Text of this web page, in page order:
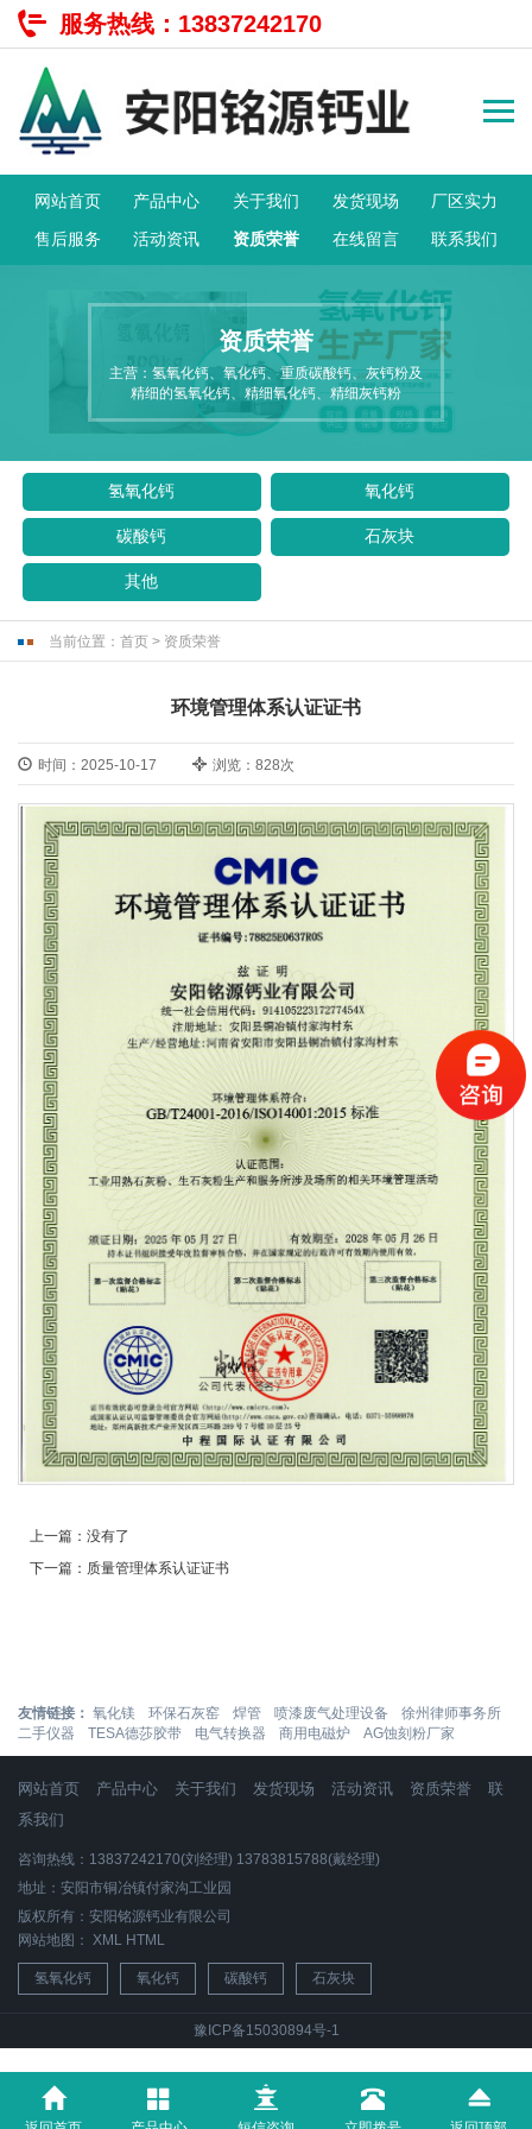
服务热线： 13837242170
网站首页 产品中心 关于我们 发货现场
厂区实力
售后服务
活动资讯 资质荣誉 在线留言 联系我们
资质荣誉
主营：氢氧化钙、氧化钙、重质碳酸钙、灰钙粉及
精细的氢氧化钙、精细氧化钙、精细灰钙粉
氢氧化钙 氧化钙
碳酸钙 石灰块
其他
当前位置： 首页 > 资质荣誉
环境管理体系认证证书
时间：2025-10-17 浏览：828次
上一篇： 没有了
下一篇： 质量管理体系认证证书
友情链接： 氧化镁 环保石灰窑 焊管 喷漆废气处理设备
徐州律师事务所
二手仪器
TESA德莎胶带 电气转换器 商用电磁炉 AG蚀刻粉厂家
网站首页 产品中心 关于我们 发货现场 活动资讯 资质荣誉
联
系我们
咨询热线：13837242170(刘经理) 13783815788(戴经理)
地址：安阳市铜冶镇付家沟工业园
版权所有：安阳铭源钙业有限公司
网站地图： XML HTML
氢氧化钙 氧化钙 碳酸钙 石灰块
豫ICP备15030894号-1